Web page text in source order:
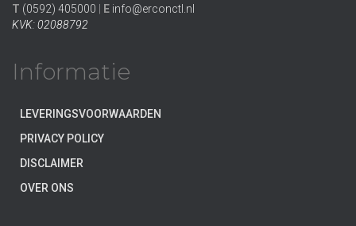
T (0592) 405000 E info@erconctl.nl
KVK: 02088792
Informatie
LEVERINGSVOORWAARDEN
PRIVACY POLICY
DISCLAIMER
OVER ONS